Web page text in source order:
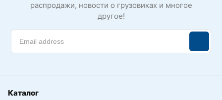
распродажи, новости о грузовиках и многое
другое!
Каталог